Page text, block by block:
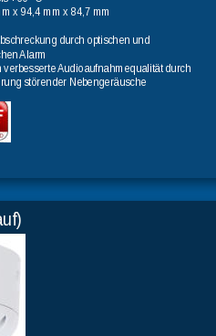
x 94,4 mm x 84,7 mm
durch optischen und
Alarm
verbesserte Audioaufnahmequalität durch
störender Nebengeräusche